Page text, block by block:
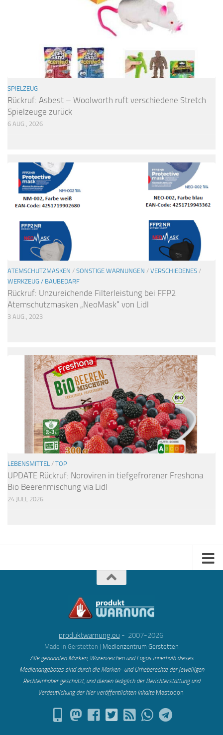
SPIELZEUG
Rückruf: Asbest – Woolworth ruft verschiedene Stretch
Spielzeuge zurück
6 AUG., 2026
ATEMSCHUTZMASKEN / SONSTIGE WARNUNGEN / VERSCHIEDENES /
WERKZEUG / BAUBEDARF
Rückruf: Unzureichende Filterleistung bei FFP2
Atemschutzmasken „NeoMask“ von Lidl
3 AUG., 2023
LEBENSMITTEL / TOP
UPDATE Rückruf: Noroviren in tiefgefrorener Freshona
Bio Beerenmischung via Lidl
24 JULI, 2026
produktwarnung.eu - 2007-2026
Made in Gerstetten | Medienzentrum Gerstetten
Alle genannten Marken, Warenzeichen und Logos innerhalb dieses
Medienangebotes sind durch die Marken- und Urheberechte der jeweiligen
Rechteinhaber geschützt, und dienen lediglich der Berichterstattung und
Verdeutlichung der hier veröffentlichten Inhalte Mastodon